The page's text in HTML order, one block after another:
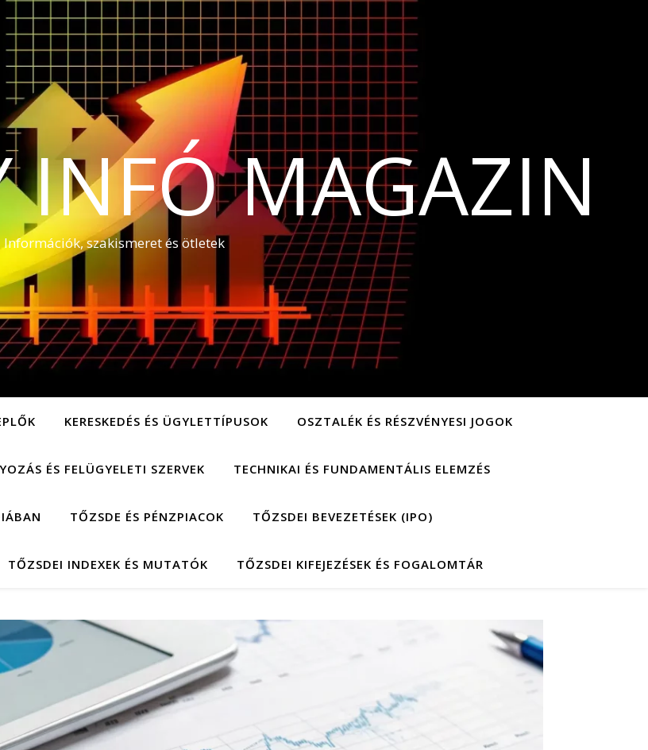
INFÓ MAGAZIN
Információk, szakismeret és ötletek
KERESKEDÉS ÉS ÜGYLETTÍPUSOK OSZTALÉK ÉS RÉSZVÉNYESI JOGOK
ÉS FELÜGYELETI SZERVEK TECHNIKAI ÉS FUNDAMENTÁLIS ELEMZÉS
TŐZSDE ÉS PÉNZPIACOK TŐZSDEI BEVEZETÉSEK (IPO)
TŐZSDEI INDEXEK ÉS MUTATÓK TŐZSDEI KIFEJEZÉSEK ÉS FOGALOMTÁR